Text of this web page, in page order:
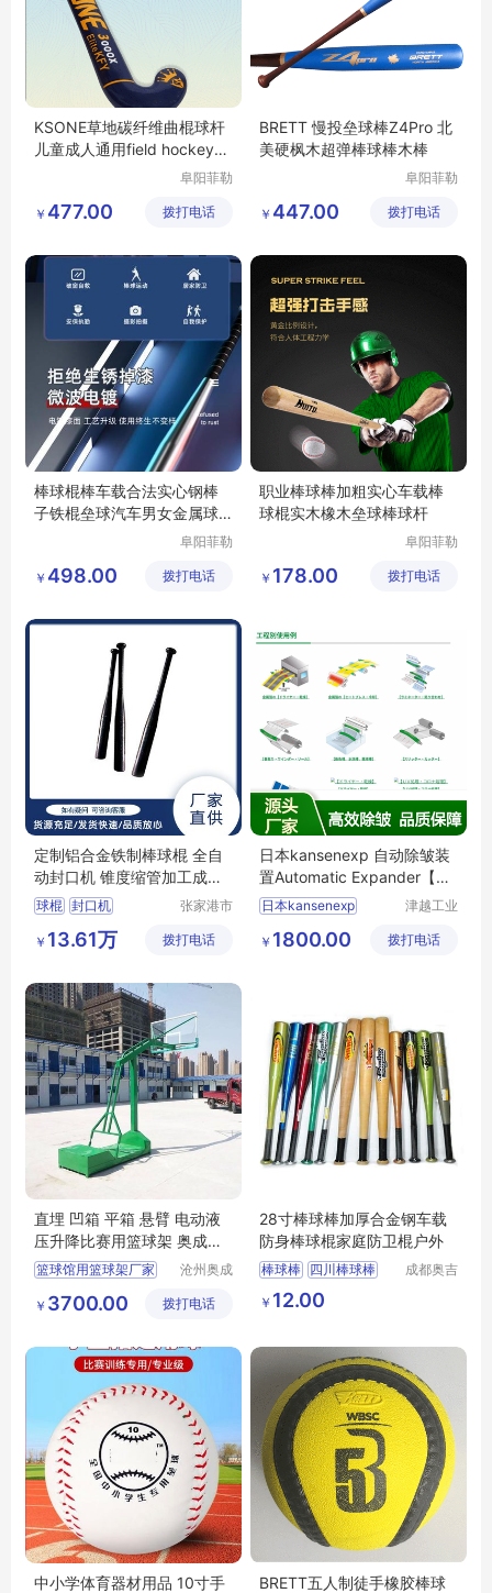
KSONE草地碳纤维曲棍球杆
儿童成人通用field hockey运
阜阳菲勒
公司
￥ 477.00 拨打电话
BRETT 慢投垒球棒Z4Pro 北
美硬枫木超弹棒球棒木棒
阜阳菲勒
公司
￥ 447.00 拨打电话
棒球棍棒车载合法实心钢棒
子铁棍垒球汽车男女金属球
阜阳菲勒
公司
￥ 498.00 拨打电话
职业棒球棒加粗实心车载棒
球棍实木橡木垒球棒球杆
阜阳菲勒
公司
￥ 178.00 拨打电话
定制铝合金铁制棒球棍 全自
动封口机 锥度缩管加工成型
金属棍器械
球棍 封口机
铁质棒球棍
张家港市
有限公司
￥ 13.61万 拨打电话
日本kansenexp 自动除皱装
置Automatic Expander【A
E】
日本kansenexp
除皱装置
津越工业
汉）有限
￥ 1800.00 拨打电话
直埋 凹箱 平箱 悬臂 电动液
压升降比赛用篮球架 奥成制
造
篮球馆用篮球架厂家
悬臂篮球架
沧州奥成
制造有限
￥ 3700.00 拨打电话
28寸棒球棒加厚合金钢车载
防身棒球棍家庭防卫棍户外
棒球棒 四川棒球棒
成都棒球棒厂家
成都棒球棒批发
成都奥吉
￥ 12.00
中小学体育器材用品 10寸手
BRETT五人制徒手橡胶棒球